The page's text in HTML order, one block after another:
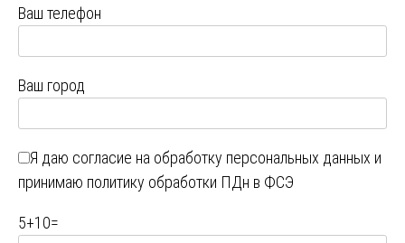
Ваш телефон
Ваш город
Я даю согласие на обработку персональных данных и
принимаю политику обработки ПДн в ФСЭ
5+10=